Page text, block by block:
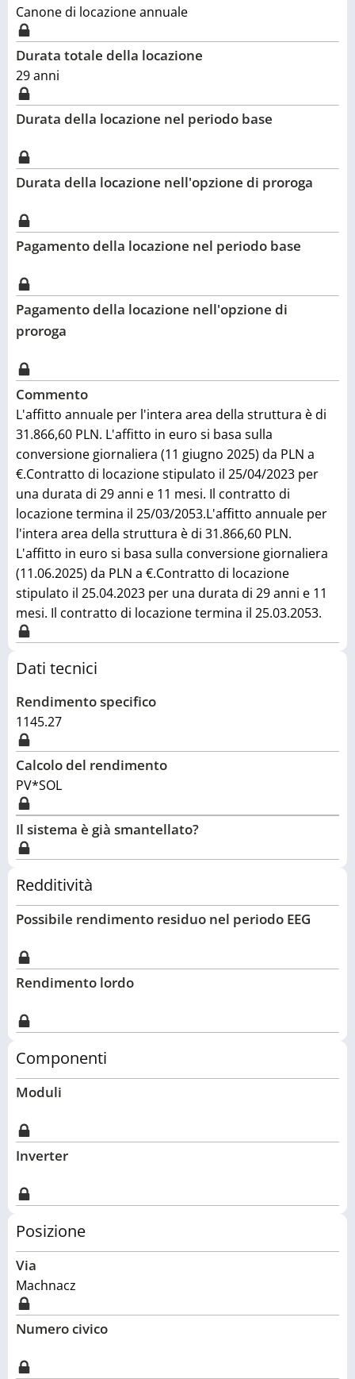
Canone di locazione annuale
Durata totale della locazione
29anni
Durata della locazione nel periodo base
Durata della locazione nell'opzione di proroga
Pagamento della locazione nel periodo base
Pagamento della locazione nell'opzione di
proroga
Commento
L'affitto annuale per l'intera area della struttura è di
31.866,60 PLN. L'affitto in euro si basa sulla
conversione giornaliera (11 giugno 2025) da PLN a
€.Contratto di locazione stipulato il 25/04/2023 per
una durata di 29 anni e 11 mesi. Il contratto di
locazione termina il 25/03/2053.L'affitto annuale per
l'intera area della struttura è di 31.866,60 PLN.
L'affitto in euro si basa sulla conversione giornaliera
(11.06.2025) da PLN a €.Contratto di locazione
stipulato il 25.04.2023 per una durata di 29 anni e 11
mesi. Il contratto di locazione termina il 25.03.2053.
Dati tecnici
Rendimento specifico
1145.27
Calcolo del rendimento
PV*SOL
Il sistema è già smantellato?
Redditività
Possibile rendimento residuo nel periodo EEG
Rendimento lordo
Componenti
Moduli
Inverter
Posizione
Via
Machnacz
Numero civico